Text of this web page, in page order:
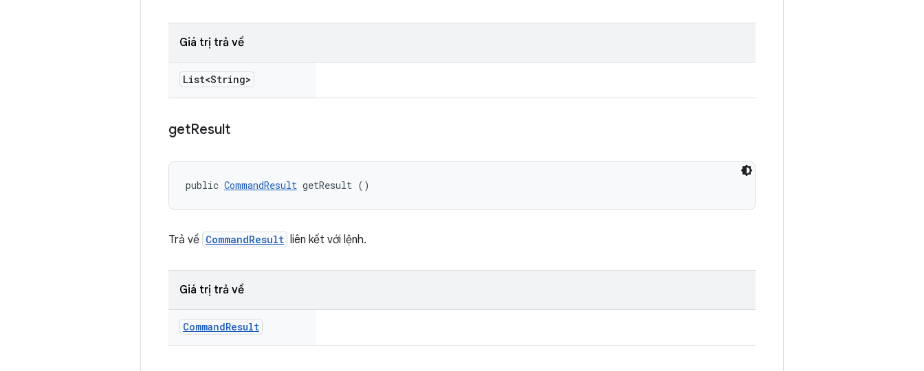
Giá trị trả về
List<String>
getResult
public CommandResult getResult ()
Trả về CommandResult liên kết với lệnh.
Giá trị trả về
CommandResult